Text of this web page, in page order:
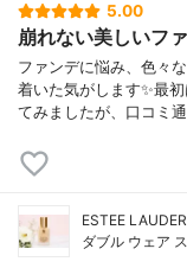
5.00
崩れない美しいフ
ファンデに悩み、色々
着いた気がします✨最
てみましたが、口コミ
ESTEE
ダブル ウェア